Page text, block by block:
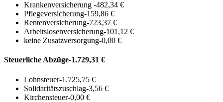
Krankenversicherung -482,34 €
Pflegeversicherung-159,86 €
Rentenversicherung-723,37 €
Arbeitslosenversicherung-101,12 €
keine Zusatzversorgung-0,00 €
Steuerliche Abzüge-1.729,31 €
Lohnsteuer-1.725,75 €
Solidaritätszuschlag-3,56 €
Kirchensteuer-0,00 €